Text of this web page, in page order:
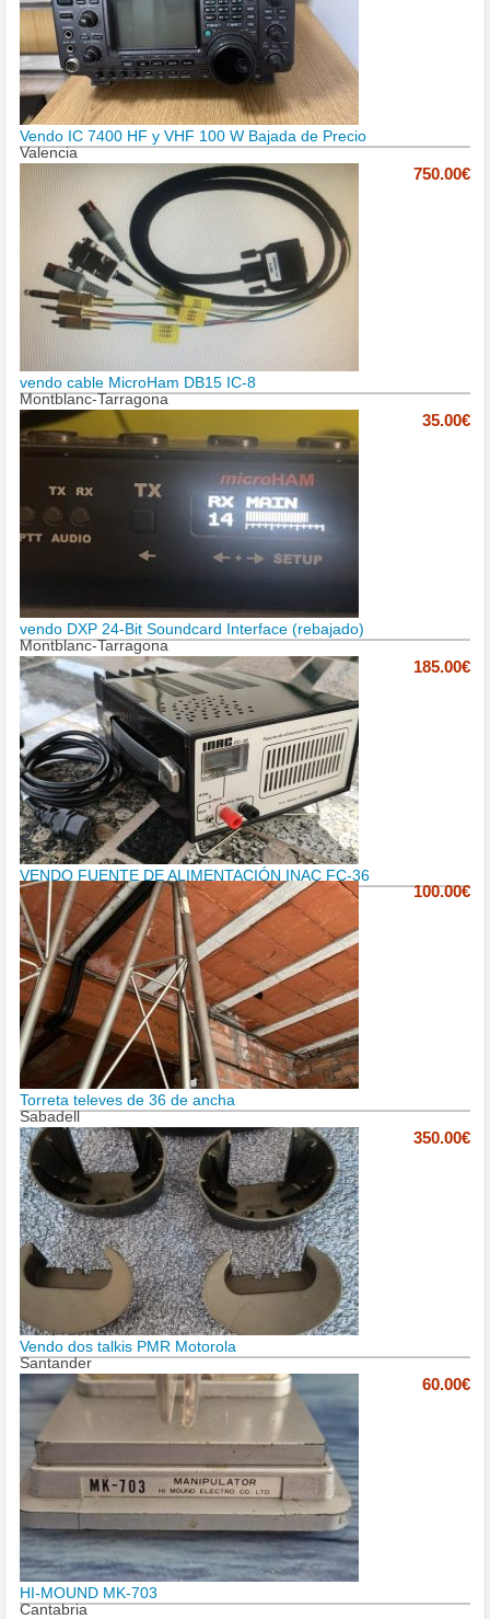
Vendo IC 7400 HF y VHF 100 W Bajada de Precio
Valencia
750.00€
vendo cable MicroHam DB15 IC-8
Montblanc-Tarragona
35.00€
vendo DXP 24-Bit Soundcard Interface (rebajado)
Montblanc-Tarragona
185.00€
VENDO FUENTE DE ALIMENTACIÓN INAC FC-36
100.00€
Torreta televes de 36 de ancha
Sabadell
350.00€
Vendo dos talkis PMR Motorola
Santander
60.00€
HI-MOUND MK-703
Cantabria